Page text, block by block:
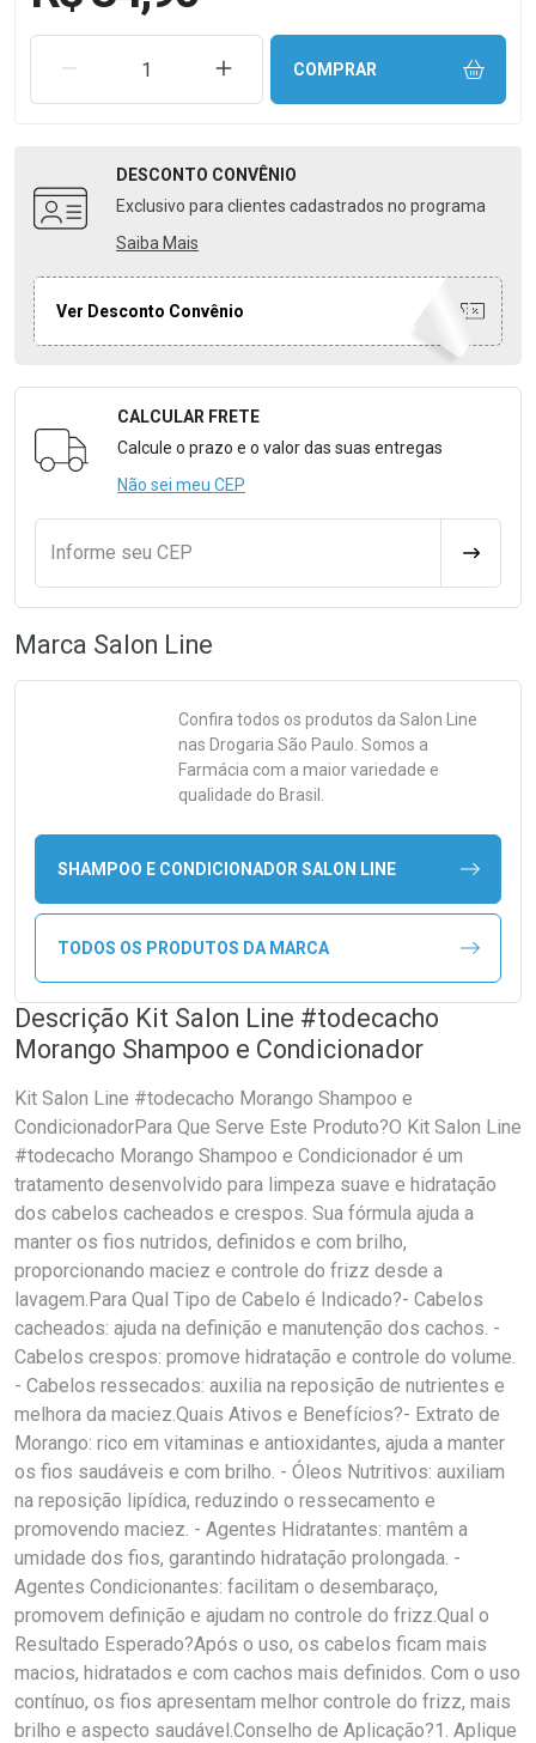
REMOVER UMA UNIDADEAUMENTAR UMA UNIDADE
COMPRAR
DESCONTO CONVÊNIO
Exclusivo para clientes cadastrados no programa
Saiba Mais
Ver Desconto Convênio
Formulário para Calcular o Frete
CALCULAR FRETE
Calcule o prazo e o valor das suas entregas
Não sei meu CEP
Informe seu CEP
Marca Salon Line
Confira todos os produtos da Salon Line
nas Drogaria São Paulo. Somos a
Farmácia com a maior variedade e
qualidade do Brasil.
SHAMPOO E CONDICIONADOR SALON LINE
TODOS OS PRODUTOS DA MARCA
Descrição Kit Salon Line #todecacho
Morango Shampoo e Condicionador
Kit Salon Line #todecacho Morango Shampoo e
CondicionadorPara Que Serve Este Produto?O Kit Salon Line
#todecacho Morango Shampoo e Condicionador é um
tratamento desenvolvido para limpeza suave e hidratação
dos cabelos cacheados e crespos. Sua fórmula ajuda a
manter os fios nutridos, definidos e com brilho,
proporcionando maciez e controle do frizz desde a
lavagem.Para Qual Tipo de Cabelo é Indicado?- Cabelos
cacheados: ajuda na definição e manutenção dos cachos. -
Cabelos crespos: promove hidratação e controle do volume.
- Cabelos ressecados: auxilia na reposição de nutrientes e
melhora da maciez.Quais Ativos e Benefícios?- Extrato de
Morango: rico em vitaminas e antioxidantes, ajuda a manter
os fios saudáveis e com brilho. - Óleos Nutritivos: auxiliam
na reposição lipídica, reduzindo o ressecamento e
promovendo maciez. - Agentes Hidratantes: mantêm a
umidade dos fios, garantindo hidratação prolongada. -
Agentes Condicionantes: facilitam o desembaraço,
promovem definição e ajudam no controle do frizz.Qual o
Resultado Esperado?Após o uso, os cabelos ficam mais
macios, hidratados e com cachos mais definidos. Com o uso
contínuo, os fios apresentam melhor controle do frizz, mais
brilho e aspecto saudável.Conselho de Aplicação?1. Aplique